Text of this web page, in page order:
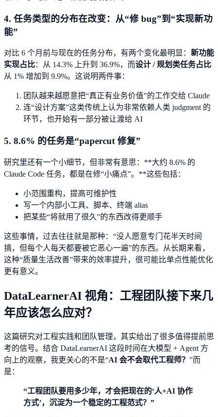
4. 任务类型的分布在改变：从“修 bug”到“实现新功
能”
对比 6 个月前与现在的任务分布，有两个变化最明显： 新功能
实现占比：从 14.3% 上升到 36.9%，而设计 / 规划类任务占比
从 1% 增加到 9.9%。这说明两件事：
团队越来越愿意把“真正有业务价值”的工作交给 Claude
连“设计方案”这类传统上认为非常依赖人类 judgment 的
环节，也开始有一部分被让渡给 AI
5. 8.6% 的任务是“papercut 修复”
研究里还有一个小细节，但非常有意思：**大约 8.6% 的
Claude Code 任务，都是在修“小痛点”。**这些包括：
小范围重构，提高可维护性
写一个内部小工具、脚本、终端 alias
把某些“将就用了很久”的东西改得更顺手
这些事情，过去往往就是那种：“没人愿意专门花半天时间
搞，但每个人每天都要被它恶心一遍”的东西。从长期来看，
这种“质量生活改善”带来的效率提升，很可能比单点性能优化
更有意义。
DataLearnerAI 视角：工程团队接下来几
年应该怎么应对？
这篇研究对工程实践和团队管理，其实给出了很多值得提前思
考的信号。结合 DataLearnerAI 这段时间在大模型 + Agent 方
向上的观察，我更关心的不是“AI 会不会取代工程师？ ”而
是：
“工程团队要用多少年，才会把现在的‘人+AI 协作
方式’，沉淀为一个稳定的工程范式？”